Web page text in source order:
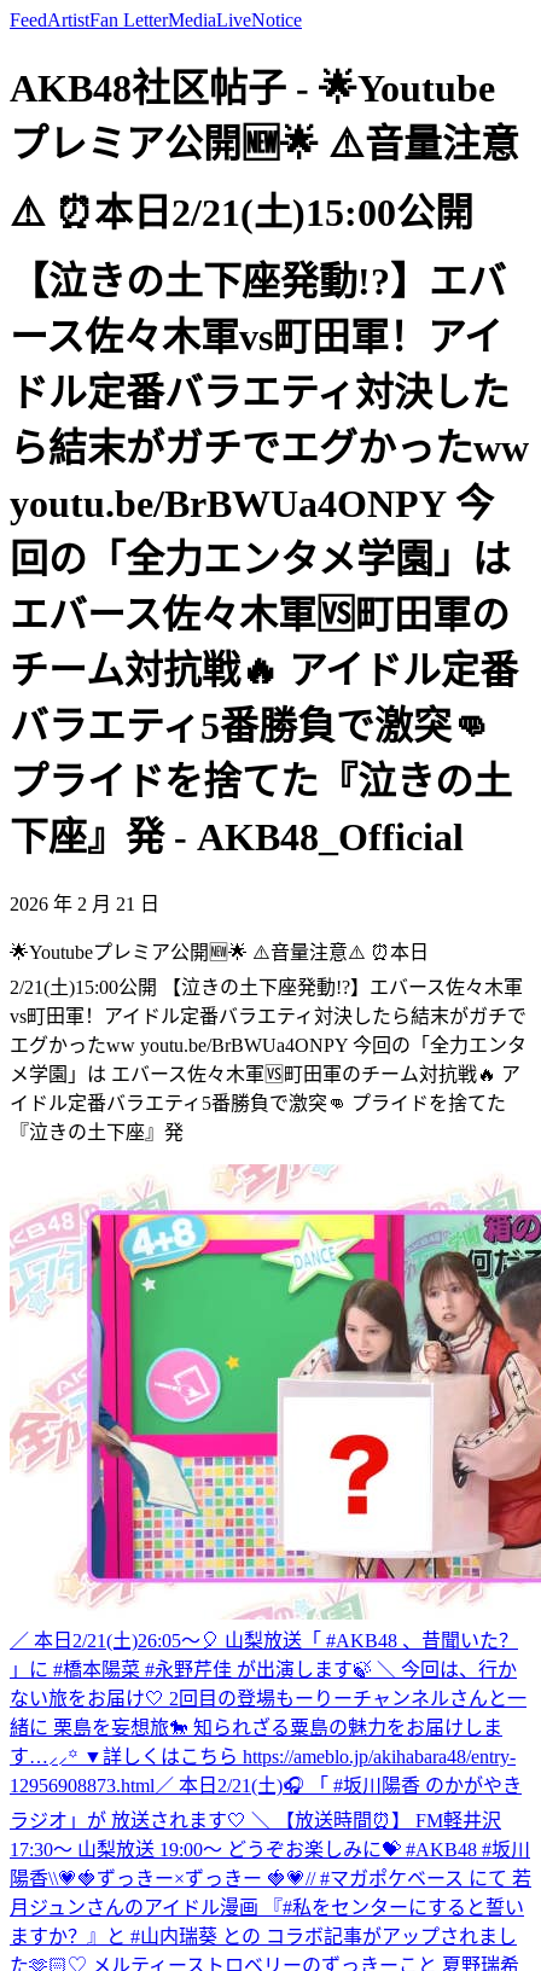
FeedArtistFan LetterMediaLiveNotice
AKB48社区帖子 - 🌟Youtube
プレミア公開🆕🌟 ⚠️音量注意
⚠️ ⏰本日2/21(土)15:00公開
【泣きの土下座発動!?】エバ
ース佐々木軍vs町田軍！アイ
ドル定番バラエティ対決した
ら結末がガチでエグかったww
youtu.be/BrBWUa4ONPY 今
回の「全力エンタメ学園」は
エバース佐々木軍🆚町田軍の
チーム対抗戦🔥 アイドル定番
バラエティ5番勝負で激突👊
プライドを捨てた『泣きの土
下座』発 - AKB48_Official
2026 年 2 月 21 日
🌟Youtubeプレミア公開🆕🌟 ⚠️音量注意⚠️ ⏰本日
2/21(土)15:00公開 【泣きの土下座発動!?】エバース佐々木軍
vs町田軍！アイドル定番バラエティ対決したら結末がガチで
エグかったww youtu.be/BrBWUa4ONPY 今回の「全力エンタ
メ学園」は エバース佐々木軍🆚町田軍のチーム対抗戦🔥 ア
イドル定番バラエティ5番勝負で激突👊 プライドを捨てた
『泣きの土下座』発
／ 本日2/21(土)26:05～🎈 山梨放送「 #AKB48 、昔聞いた？
」に #橋本陽菜 #永野芹佳 が出演します🍃 ＼ 今回は、行か
ない旅をお届け🤍 2回目の登場もーりーチャンネルさんと一
緒に 栗島を妄想旅🐎 知られざる粟島の魅力をお届けしま
す…⸝⸝꙳ ▼詳しくはこちら https://ameblo.jp/akihabara48/entry-
12956908873.html ／ 本日2/21(土)🎧 「 #坂川陽香 のかがやき
ラジオ」が 放送されます🤍 ＼ 【放送時間⏰】 FM軽井沢
17:30～ 山梨放送 19:00～ どうぞお楽しみに💝 #AKB48 #坂川
陽香\\💗🍓ずっきー×ずっきー 🍓💗// #マガポケベース にて 若
月ジュンさんのアイドル漫画 『#私をセンターにすると誓い
ますか？』と #山内瑞葵 との コラボ記事がアップされまし
た🫶🏻♡ メルティーストロベリーのずっきーこと 夏野瑞希